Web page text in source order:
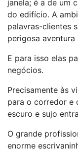
janela; é a de um
do edifício. A
palavras-clientes
perigosa aventura
E para isso elas
negócios.
Precisamente às
para o corredor e
escuro e sujo
O grande
enorme